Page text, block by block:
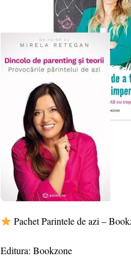
Pachet Parintele de azi –
Editura: Bookzone